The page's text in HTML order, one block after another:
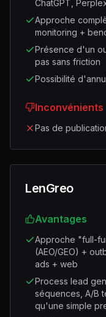
ChatGPT,
Approche
monitoring +
Présence d'un
pas sans friction
Possibilité
Inconvénients
Pas de
LenGreo
Avantages
Approche "full-
(AEO/GEO) +
ads + web
Process lead
séquences, A/B
qu'une simple